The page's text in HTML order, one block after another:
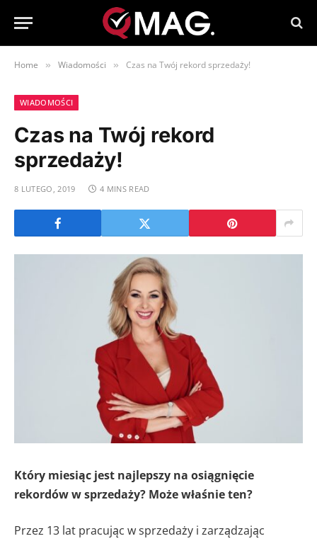
Home » Wiadomości » Czas na Twój rekord sprzedaży!
WIADOMOŚCI
Czas na Twój rekord
sprzedaży!
8 LUTEGO, 2019 4 MINS READ
Który miesiąc jest najlepszy na osiągnięcie
rekordów w sprzedaży? Może właśnie ten?
Przez 13 lat pracując w sprzedaży i zarządzając